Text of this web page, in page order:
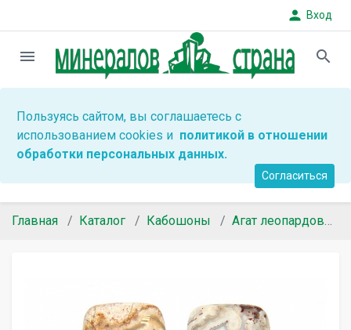
person Вход
menu search
Пользуясь сайтом, вы соглашаетесь с
использованием cookies и политикой в отношении
обработки персональных данных.
Согласиться
Главная Каталог Кабошоны Агат леопардовый